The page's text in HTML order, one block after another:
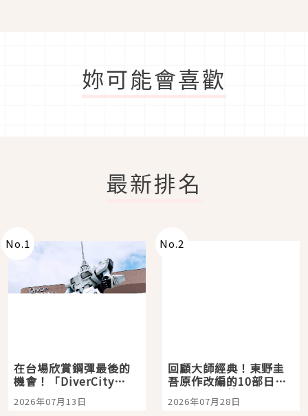
妳可能會喜歡
最新排名
No.1
在台場欣賞鋼彈最後的
機會！「DiverCity
Tokyo Plaza」搭船、
購物、美食及夜景，一
2026年07月13日
No.2
回顧大師經典！東野圭
吾原作改編的10部日本
影視作品推薦
2026年07月28日